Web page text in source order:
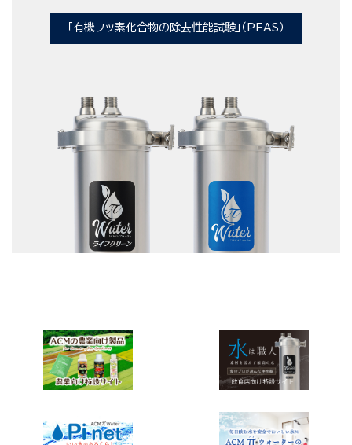
「有機フッ素化合物の除去性能試験」（PFAS）